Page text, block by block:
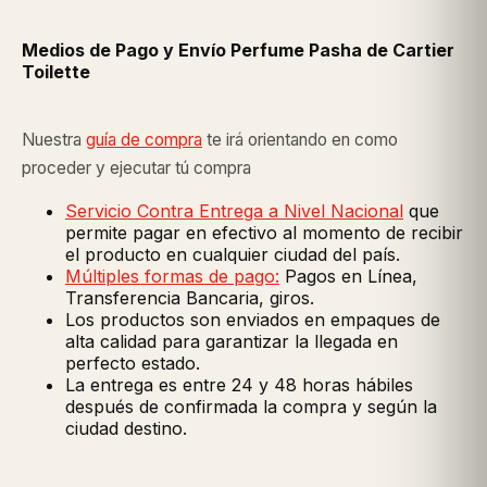
Medios de Pago y Envío Perfume Pasha de Cartier
Toilette
Nuestra guía de compra te irá orientando en como
proceder y ejecutar tú compra
Servicio Contra Entrega a Nivel Nacional que
permite pagar en efectivo al momento de recibir
el producto en cualquier ciudad del país.
Múltiples formas de pago: Pagos en Línea,
Transferencia Bancaria, giros.
Los productos son enviados en empaques de
alta calidad para garantizar la llegada en
perfecto estado.
La entrega es entre 24 y 48 horas hábiles
después de confirmada la compra y según la
ciudad destino.